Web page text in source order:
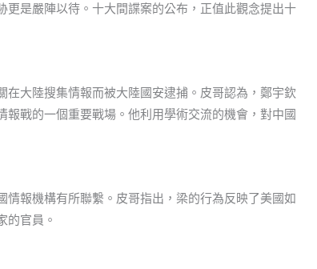
是嚴陣以待。十大間諜案的公布，正值此觀念提出十
大陸搜集情報而被大陸國安逮捕。皮哥認為，鄭宇欽
戰的一個重要戰場。他利用學術交流的機會，對中國
報機構有所聯繫。皮哥指出，梁的行為反映了美國如
的官員。